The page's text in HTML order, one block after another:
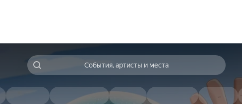
События, артисты и места